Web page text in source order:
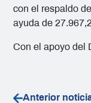
con el respaldo de
ayuda de
Con el apoyo del
Anterior